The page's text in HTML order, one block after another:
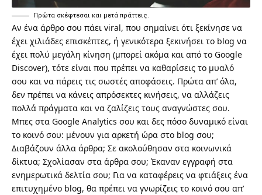
Πρώτα σκέφτεσαι και μετά πράττεις.
Αν ένα άρθρο σου πάει viral, που σημαίνει ότι ξεκίνησε να
έχει χιλιάδες επισκέπτες, ή γενικότερα ξεκινήσει το blog να
έχει πολύ μεγάλη κίνηση (μπορεί ακόμα και από το Google
Discover), τότε είναι που πρέπει να καθαρίσεις το μυαλό
σου και να πάρεις τις σωστές αποφάσεις. Πρώτα απ’ όλα,
δεν πρέπει να κάνεις απρόσεκτες κινήσεις, να αλλάζεις
πολλά πράγματα και να ζαλίζεις τους αναγνώστες σου.
Μπες στα Google Analytics σου και δες πόσο δυναμικό είναι
το κοινό σου: μένουν για αρκετή ώρα στο blog σου;
Διαβάζουν άλλα άρθρα; Σε ακολούθησαν στα κοινωνικά
δίκτυα; Σχολίασαν στα άρθρα σου; Έκαναν εγγραφή στα
ενημερωτικά δελτία σου; Για να καταφέρεις να φτιάξεις ένα
επιτυχημένο blog, θα πρέπει να γνωρίζεις το κοινό σου απ’